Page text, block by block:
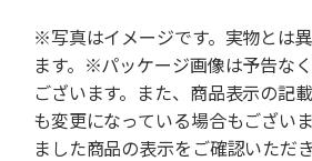
※写真はイメージです。実物とは
ます。※パッケージ画像は予告な
ございます。また、商品表示の記
も変更になっている場合もござい
ました商品の表示をご確認いただ